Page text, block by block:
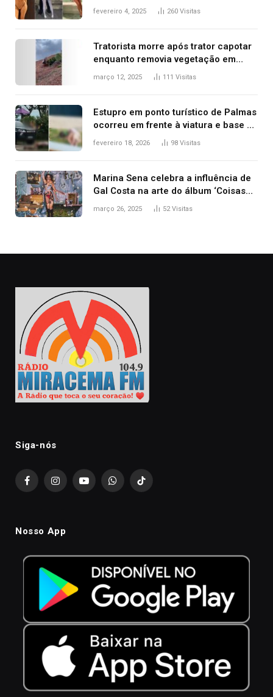
West que apareceu nua no Grammy
fevereiro 4, 2025 260 Visitas
Tratorista morre após trator capotar
enquanto removia vegetação em
ribanceira de rodovia
março 12, 2025 111 Visitas
Estupro em ponto turístico de Palmas
ocorreu em frente à viatura e base de
segurança; polícia investiga
fevereiro 18, 2026 98 Visitas
Marina Sena celebra a influência de
Gal Costa na arte do álbum ‘Coisas
naturais’
março 26, 2025 52Visitas
Siga-nós
FacebookInstagramYouTubeWhatsAppTikTok
Nosso App